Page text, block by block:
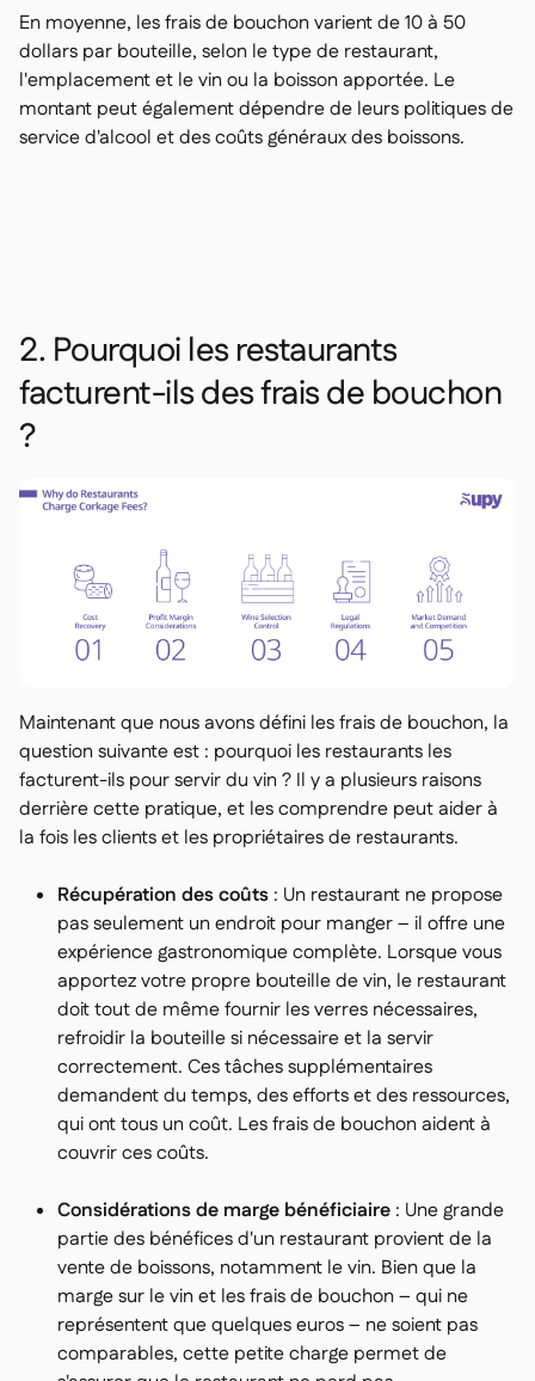
En moyenne, les frais de bouchon varient de 10 à 50
dollars par bouteille, selon le type de restaurant,
l'emplacement et le vin ou la boisson apportée. Le
montant peut également dépendre de leurs politiques de
service d'alcool et des coûts généraux des boissons.
2. Pourquoi les restaurants
facturent-ils des frais de bouchon
?
Maintenant que nous avons défini les frais de bouchon, la
question suivante est : pourquoi les restaurants les
facturent-ils pour servir du vin ? Il y a plusieurs raisons
derrière cette pratique, et les comprendre peut aider à
la fois les clients et les propriétaires de restaurants.
Récupération des coûts : Un restaurant ne propose
pas seulement un endroit pour manger – il offre une
expérience gastronomique complète. Lorsque vous
apportez votre propre bouteille de vin, le restaurant
doit tout de même fournir les verres nécessaires,
refroidir la bouteille si nécessaire et la servir
correctement. Ces tâches supplémentaires
demandent du temps, des efforts et des ressources,
qui ont tous un coût. Les frais de bouchon aident à
couvrir ces coûts.
Considérations de marge bénéficiaire : Une grande
partie des bénéfices d'un restaurant provient de la
vente de boissons, notamment le vin. Bien que la
marge sur le vin et les frais de bouchon – qui ne
représentent que quelques euros – ne soient pas
comparables, cette petite charge permet de